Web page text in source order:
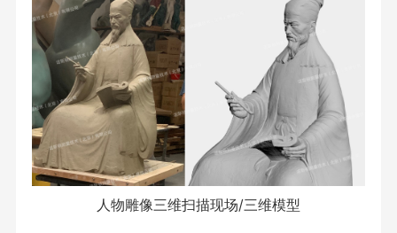
人物雕像三维扫描现场/三维模型